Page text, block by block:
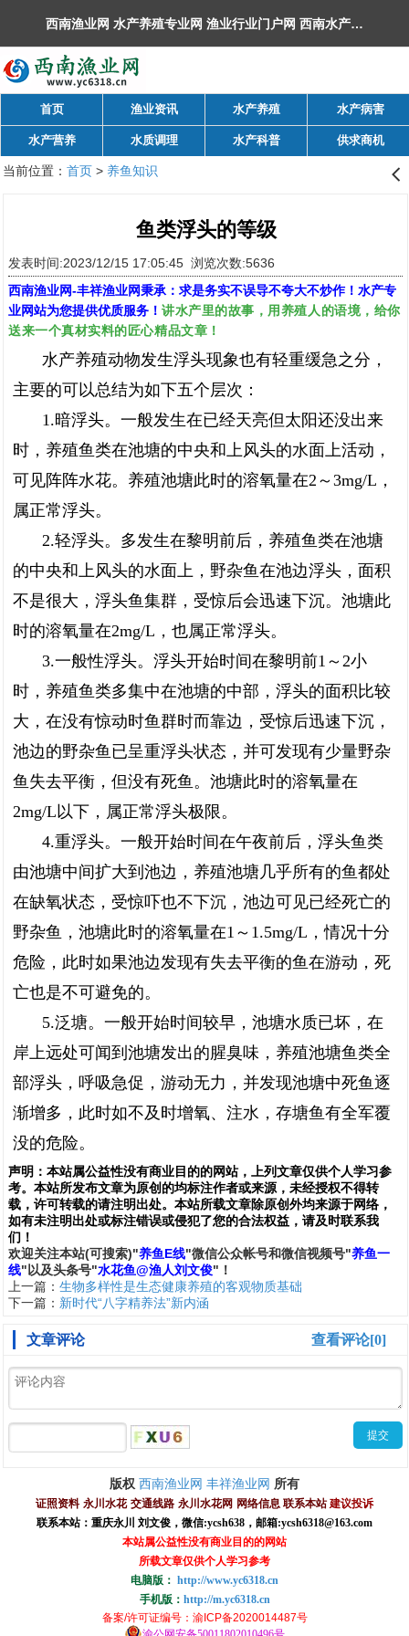
西南渔业网 水产养殖专业网 渔业行业门户网 ​西南水产网 丰祥渔业网 永川水花网，欢迎光临！
首页 渔业资讯 水产养殖 水产病害
水产营养 水质调理 水产科普 供求商机
当前位置： 首页> 养鱼知识 󰊒
鱼类浮头的等级
发表时间:2023/12/15 17:05:45 浏览次数:5636
西南渔业网-丰祥渔业网秉承：求是务实不误导不夸大不炒作！水产专
业网站为您提供优质服务！ 讲水产里的故事，用养殖人的语境，给你
送来一个真材实料的匠心精品文章！
水产养殖动物发生浮头现象也有轻重缓急之分，
主要的可以总结为如下五个层次：
1.暗浮头。一般发生在已经天亮但太阳还没出来
时，养殖鱼类在池塘的中央和上风头的水面上活动，
可见阵阵水花。养殖池塘此时的溶氧量在2～3mg/L，
属正常浮头。
2.轻浮头。多发生在黎明前后，养殖鱼类在池塘
的中央和上风头的水面上，野杂鱼在池边浮头，面积
不是很大，浮头鱼集群，受惊后会迅速下沉。池塘此
时的溶氧量在2mg/L，也属正常浮头。
3.一般性浮头。浮头开始时间在黎明前1～2小
时，养殖鱼类多集中在池塘的中部，浮头的面积比较
大，在没有惊动时鱼群时而靠边，受惊后迅速下沉，
池边的野杂鱼已呈重浮头状态，并可发现有少量野杂
鱼失去平衡，但没有死鱼。池塘此时的溶氧量在
2mg/L以下，属正常浮头极限。
4.重浮头。一般开始时间在午夜前后，浮头鱼类
由池塘中间扩大到池边，养殖池塘几乎所有的鱼都处
在缺氧状态，受惊吓也不下沉，池边可见已经死亡的
野杂鱼，池塘此时的溶氧量在1～1.5mg/L，情况十分
危险，此时如果池边发现有失去平衡的鱼在游动，死
亡也是不可避免的。
5.泛塘。一般开始时间较早，池塘水质已坏，在
岸上远处可闻到池塘发出的腥臭味，养殖池塘鱼类全
部浮头，呼吸急促，游动无力，并发现池塘中死鱼逐
渐增多，此时如不及时增氧、注水，存塘鱼有全军覆
没的危险。
声明： 本站属公益性没有商业目的的网站，上列文章仅供个人学习参
考。本站所发布文章为原创的均标注作者或来源，未经授权不得转
载，许可转载的请注明出处。本站所载文章除原创外均来源于网络，
如有未注明出处或标注错误或侵犯了您的合法权益，请及时联系我
们 ！
欢迎关注本站(可搜索)"养鱼E线"微信公众帐号和微信视频号"养鱼一
线" 以及头条号"水花鱼@渔人刘文俊"！
上一篇： 生物多样性是生态健康养殖的客观物质基础
下一篇： 新时代“八字精养法”新内涵
查看评论[0]
文章评论
版权 西南渔业网 丰祥渔业网 所有
证照资料 永川水花 交通线路 永川水花网 网络信息 联系本站 建议投诉
联系本站：重庆永川 刘文俊， 微信:ycsh638 ， 邮箱:ycsh6318@163.com
本站属公益性没有商业目的的网站
所载文章仅供个人学习参考
电脑版： http://www.yc6318.cn
手机版： http://m.yc6318.cn
备案/许可证编号：渝ICP备2020014487号